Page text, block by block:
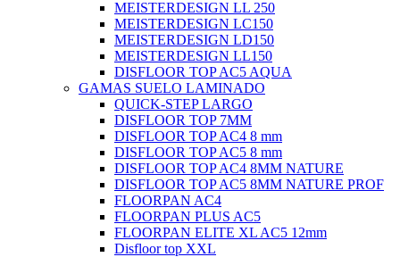
MEISTERDESIGN LL 250
MEISTERDESIGN LC150
MEISTERDESIGN LD150
MEISTERDESIGN LL150
DISFLOOR TOP AC5 AQUA
GAMAS SUELO LAMINADO
QUICK-STEP LARGO
DISFLOOR TOP 7MM
DISFLOOR TOP AC4 8 mm
DISFLOOR TOP AC5 8 mm
DISFLOOR TOP AC4 8MM NATURE
DISFLOOR TOP AC5 8MM NATURE PROF
FLOORPAN AC4
FLOORPAN PLUS AC5
FLOORPAN ELITE XL AC5 12mm
Disfloor top XXL